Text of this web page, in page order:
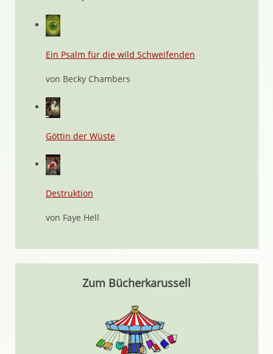
Ein Psalm für die wild Schweifenden
von Becky Chambers
Göttin der Wüste
Destruktion
von Faye Hell
Zum Bücherkarussell